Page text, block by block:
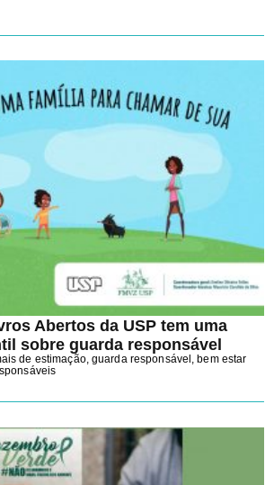
Abertos da USP tem uma
sobre guarda responsável
de estimação, guarda responsável, bem estar